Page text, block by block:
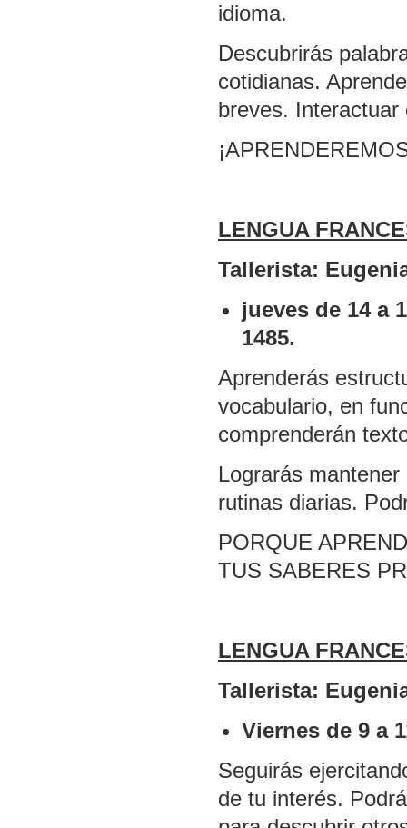
idioma.
Descubrirás
cotidianas.
breves. Interactuar
LENGUA
Tallerista:
jueves de 14 a
1485.
Aprenderás
vocabulario, en
comprenderán
Lograrás
rutinas diarias.
PORQUE
TUS SABERES
LENGUA
Tallerista:
Viernes de 9 a
Seguirás
de tu interés.